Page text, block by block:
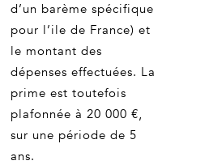
d’un barème spécifique
pour l’ile de France) et
le montant des
dépenses effectuées. La
prime est toutefois
plafonnée à 20 000 €,
sur une période de 5
ans.